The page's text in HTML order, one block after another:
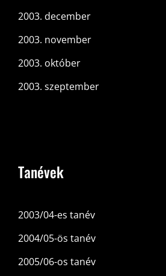
2003. december
2003. november
2003. október
2003. szeptember
Tanévek
2003/04-es tanév
2004/05-ös tanév
2005/06-os tanév